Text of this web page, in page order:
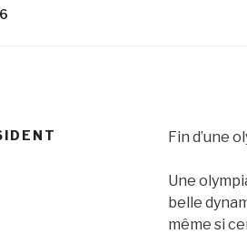
Fin d’une
Une
belle
même si